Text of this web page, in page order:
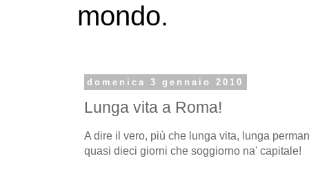
mondo.
domenica 3 gennaio 2010
Lunga vita a Roma!
A dire il vero, più che lunga vita, lunga
quasi dieci giorni che soggiorno na' capitale!